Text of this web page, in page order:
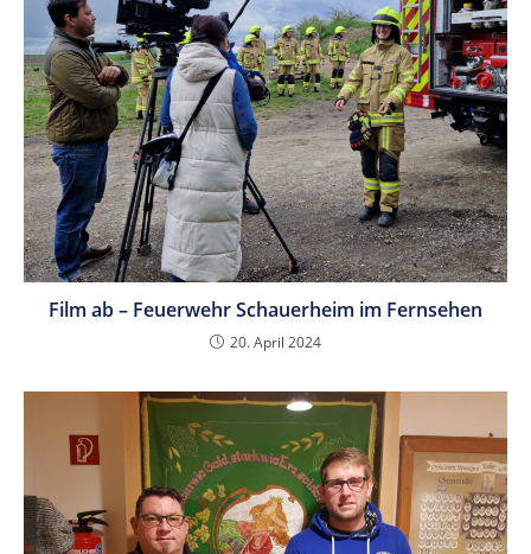
Film ab – Feuerwehr Schauerheim im Fernsehen
20. April 2024